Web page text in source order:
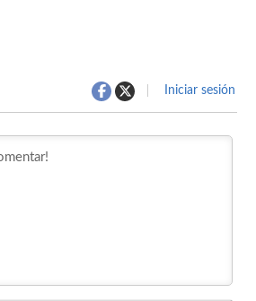
Iniciar sesión